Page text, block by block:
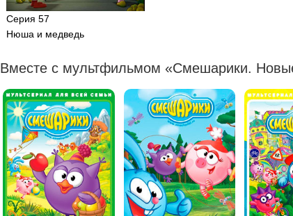
Серия 57
Нюша и медведь
Вместе с мультфильмом «Смешарики.